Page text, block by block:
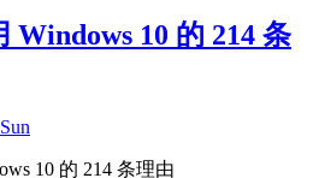
Windows 10 的 214 条
10 的 214 条理由